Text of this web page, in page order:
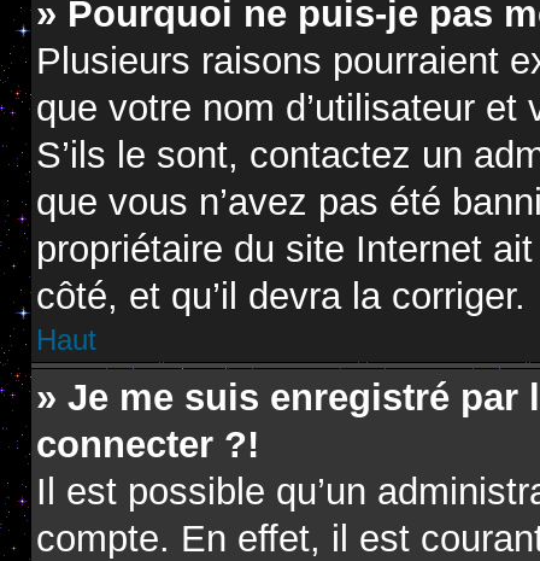
» Pourquoi ne puis-je pas
Plusieurs raisons pourraient
que votre nom d’utilisateur
S’ils le sont, contactez un
que vous n’avez pas été
propriétaire du site Internet
côté, et qu’il devra la corriger.
Haut
» Je me suis enregistré par
connecter ?!
Il est possible qu’un
compte. En effet, il est